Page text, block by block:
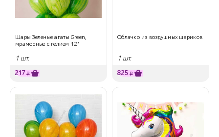
Шары Зеленые агаты Green,
мраморные с гелием 12"
1 шт.
217₽
Облачко из воздушных шариков
1 шт.
825 ₽